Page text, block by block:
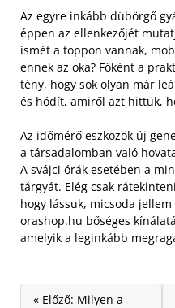
Az egyre inkább dübörgő
éppen az ellenkezőjét
ismét a toppon vannak,
ennek az oka? Főként a
tény, hogy sok olyan már
és hódít, amiről azt hittük,
Az időmérő eszközök új
a társadalomban való
A svájci órák esetében a
tárgyát. Elég csak
hogy lássuk, micsoda
orashop.hu bőséges
amelyik a leginkább
« Előző: Milyen a